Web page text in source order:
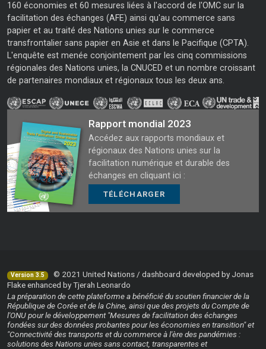
160 économies et 60 mesures liées à l'accord de l'OMC sur la
facilitation des échanges (AFE) ainsi qu'au commerce sans
papier et au traité des Nations unies sur le commerce
transfrontalier sans papier en Asie et dans le Pacifique (CPTA).
L'enquête est menée conjointement par les cinq commissions
régionales des Nations unies, la CNUCED et un nombre croissant
de partenaires mondiaux et régionaux tous les deux ans.
Rapport mondial 2023
Accédez aux rapports mondiaux et
régionaux des Nations unies sur la
facilitation numérique et durable des
échanges en cliquant ici :
TÉLÉCHARGER
Version 3.5
© 2021 United Nations / dashboard developed by Jonas
Flake enhanced by Tjerah Leonardo
La préparation de cette plateforme a bénéficié du soutien financier de la
République de Corée et de la Chine, ainsi que des projets du Compte de
l'ONU pour le développement "Mesures de facilitation des échanges
fondées sur des données probantes pour les économies en transition" et
"Connectivité des transports et du commerce à l'ère des pandémies :
solutions des Nations unies sans contact, transparentes et